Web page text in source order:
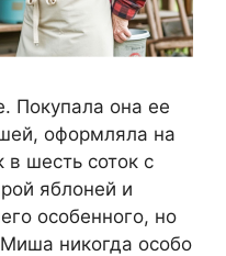
Покупала она ее
оформляла на
в шесть соток с
яблоней и
особенного, но
никогда особо